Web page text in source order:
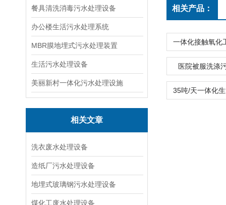
餐具清洗消毒污水处理设备
办公楼生活污水处理系统
MBR膜地埋式污水处理装置
生活污水处理设备
美丽新村一体化污水处理设施
相关文章
洗衣废水处理设备
造纸厂污水处理设备
地埋式玻璃钢污水处理设备
煤化工废水处理设备
相关产品：
医院被服洗涤